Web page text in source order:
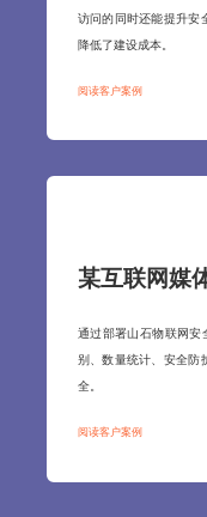
访问的同时还能提升安
降低了建设成本。
阅读客户案例
某互联网媒
通过部署山石物联网安
别、数量统计、安全防
全。
阅读客户案例